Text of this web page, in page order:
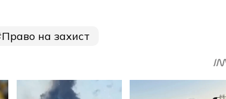
Право на захист